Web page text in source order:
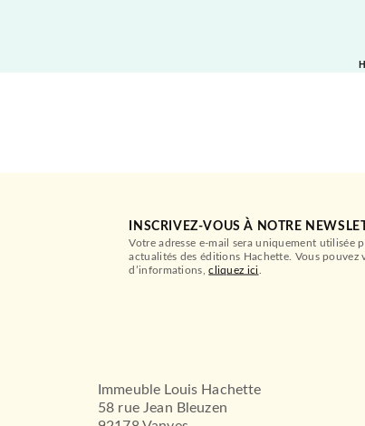
INSCRIVEZ-VOUS À NOTRE
Votre adresse e-mail sera uniquement utilisée
actualités des éditions Hachette. Vous
d’informations,cliquez ici
Immeuble Louis Hachette
58 rue Jean Bleuzen